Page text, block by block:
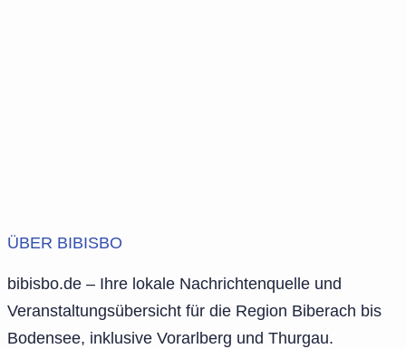
ÜBER BIBISBO
bibisbo.de – Ihre lokale Nachrichtenquelle und
Veranstaltungsübersicht für die Region Biberach bis
Bodensee, inklusive Vorarlberg und Thurgau.